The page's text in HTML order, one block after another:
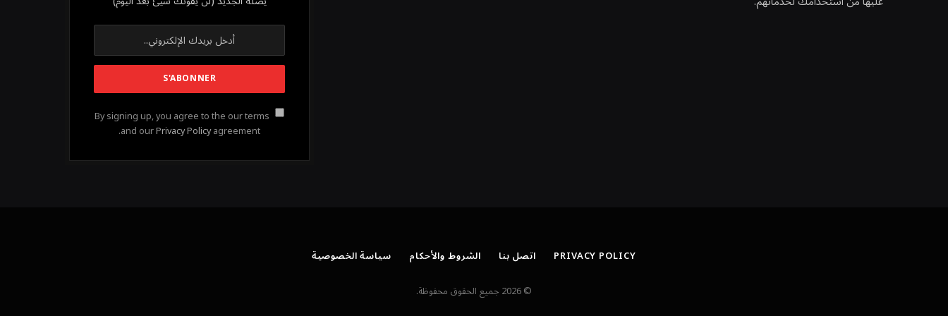
By signing up, you agree to the our terms
and ourPrivacy Policyagreement.
PRIVACY POLICY اتصل بنا الشروط والأحكام
سياسة الخصوصية
© 2026 جميع الحقوق محفوظة.